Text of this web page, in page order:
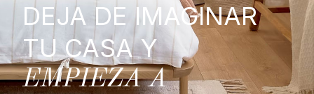
DEJA DE IMAGINAR
TU CASA Y
EMPIEZA A